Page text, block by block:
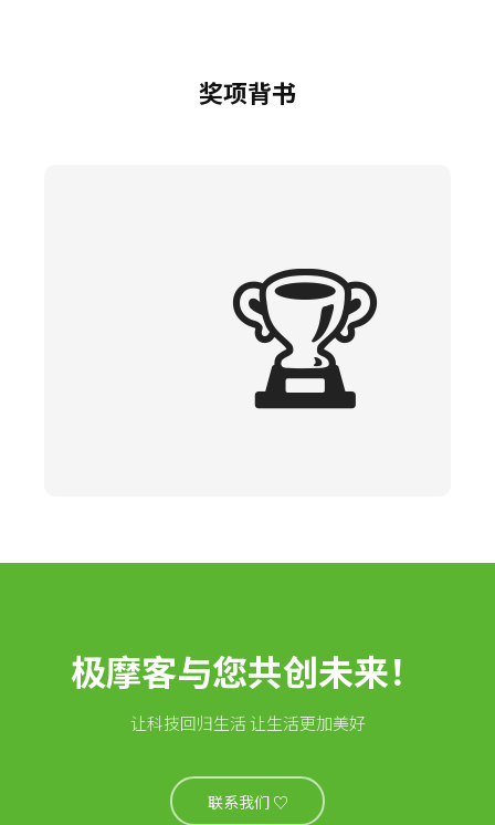
奖项背书
🏆
极摩客与您共创未来！
让科技回归生活 让生活更加美好
联系我们 ♡